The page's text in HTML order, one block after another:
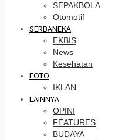
SEPAKBOLA
Otomotif
SERBANEKA
EKBIS
News
Kesehatan
FOTO
IKLAN
LAINNYA
OPINI
FEATURES
BUDAYA